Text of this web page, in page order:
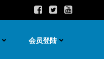
会员登陆